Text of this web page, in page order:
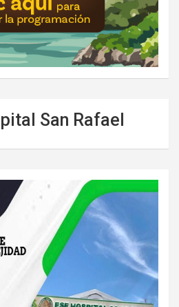
San Rafael